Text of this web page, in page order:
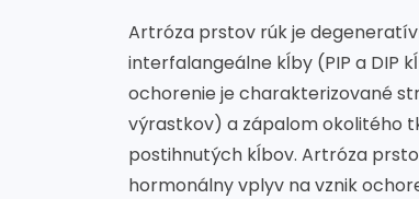
Artróza prstov rúk je
interfalangeálne kĺby (PIP a DIP
ochorenie je charakterizované
výrastkov) a zápalom okolitého
postihnutých kĺbov. Artróza
hormonálny vplyv na vznik